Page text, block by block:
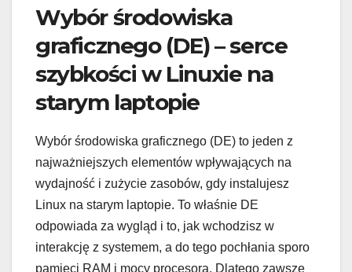
Wybór środowiska
graficznego (DE) – serce
szybkości w Linuxie na
starym laptopie
Wybór środowiska graficznego (DE) to jeden z
najważniejszych elementów wpływających na
wydajność i zużycie zasobów, gdy instalujesz
Linux na starym laptopie. To właśnie DE
odpowiada za wygląd i to, jak wchodzisz w
interakcję z systemem, a do tego pochłania sporo
pamięci RAM i mocy procesora. Dlatego zawsze